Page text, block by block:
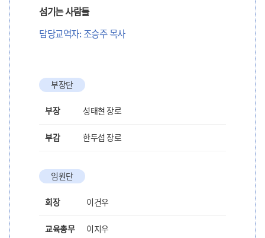
섬기는 사람들
담당교역자: 조승주 목사
부장단
부장 성태현 장로
부감 한두섭 장로
임원단
회장 이건우
교육총무 이지우